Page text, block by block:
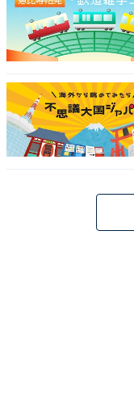
助を担当し、自衛
を演じています。
る難しい役ながら
気を支えています。
そんな堺さんは、
し、メキメキと頭
属してからはドラ